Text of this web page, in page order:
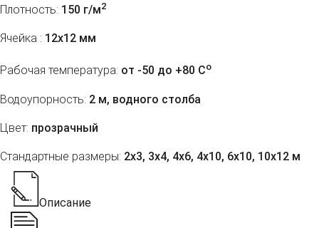
Плотность: 150 г/м2
Ячейка : 12х12 мм
Рабочая температура: от -50 до +80 Co
Водоупорность: 2 м, водного столба
Цвет: прозрачный
Стандартные размеры: 2x3, 3x4, 4x6, 4x10, 6x10, 10x12 м
Описание